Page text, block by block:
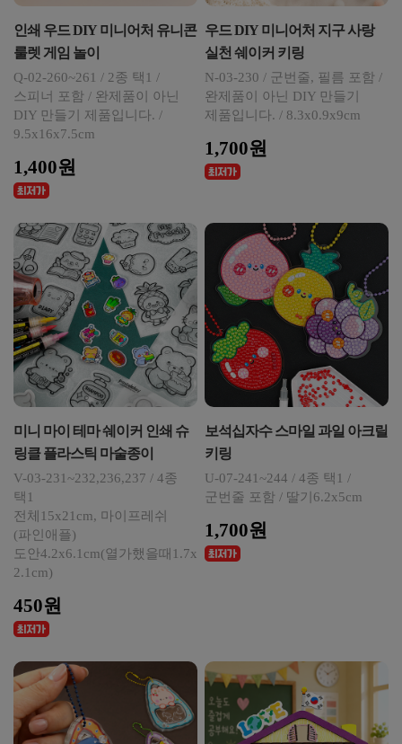
인쇄 우드 DIY 미니어처 유니콘
룰렛 게임 놀이
Q-02-260~261 / 2종 택1 /
스피너 포함 / 완제품이 아닌
DIY 만들기 제품입니다. /
9.5x16x7.5cm
1,400원
우드 DIY 미니어처 지구 사랑
실천 쉐이커 키링
N-03-230 / 군번줄, 필름 포함 /
완제품이 아닌 DIY 만들기
제품입니다. / 8.3x0.9x9cm
1,700원
미니 마이 테마 쉐이커 인쇄 슈
링클 플라스틱 마술종이
V-03-231~232,236,237 / 4종
택1
전체15x21cm, 마이프레쉬
(파인애플)
도안4.2x6.1cm(열가했을때1.7x
2.1cm)
450원
보석십자수 스마일 과일 아크릴
키링
U-07-241~244 / 4종 택1 /
군번줄 포함 / 딸기6.2x5cm
1,700원